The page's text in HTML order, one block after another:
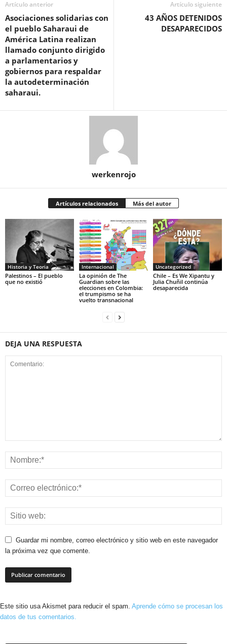
Artículo anterior
Asociaciones solidarias con
el pueblo Saharaui de
América Latina realizan
llamado conjunto dirigido
a parlamentarios y
gobiernos para respaldar
la autodeterminación
saharaui.
Artículo siguiente
43 AÑOS DETENIDOS
DESAPARECIDOS
werkenrojo
Artículos relacionados Más del autor
Historia y Teoria
Palestinos – El pueblo
que no existió
Internacional
La opinión de The
Guardian sobre las
elecciones en Colombia:
el trumpismo se ha
vuelto transnacional
Uncategorized
Chile – Es We Xipantu y
Julia Chuñil continúa
desaparecida
DEJA UNA RESPUESTA
Guardar mi nombre, correo electrónico y sitio web en este navegador
la próxima vez que comente.
Este sitio usa Akismet para reducir el spam. Aprende cómo se procesan los
datos de tus comentarios.